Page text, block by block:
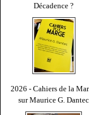
Décadence ?
2026 - Cahiers de la
sur Maurice G. Dantec